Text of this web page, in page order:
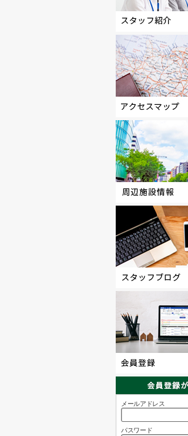
メールアドレス
パスワード